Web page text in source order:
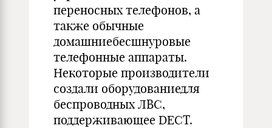
переносных телефонов, а
также обычные
домашниебесшнуровые
телефонные аппараты.
Некоторые производители
создали оборудованиедля
беспроводных ЛВС,
поддерживающее DECT.